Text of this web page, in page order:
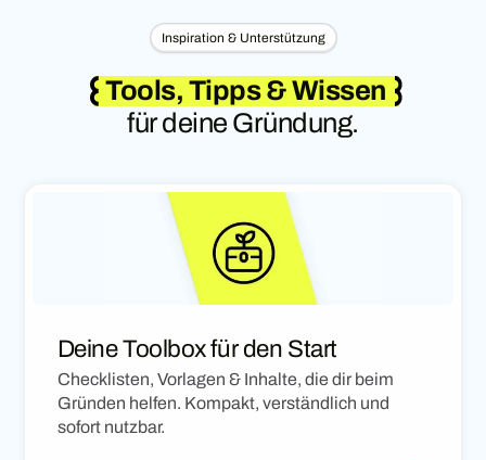
Inspiration & Unterstützung
Tools, Tipps & Wissen
für deine Gründung.
Deine Toolbox für den Start
Checklisten, Vorlagen & Inhalte, die dir beim
Gründen helfen. Kompakt, verständlich und
sofort nutzbar.